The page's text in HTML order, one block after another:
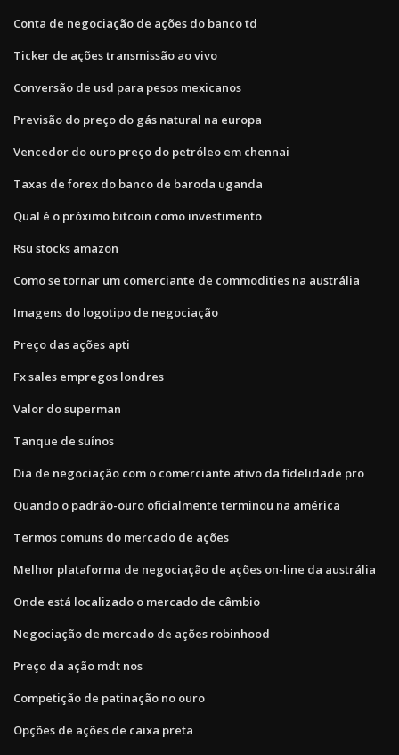
Conta de negociação de ações do banco td
Ticker de ações transmissão ao vivo
Conversão de usd para pesos mexicanos
Previsão do preço do gás natural na europa
Vencedor do ouro preço do petróleo em chennai
Taxas de forex do banco de baroda uganda
Qual é o próximo bitcoin como investimento
Rsu stocks amazon
Como se tornar um comerciante de commodities na austrália
Imagens do logotipo de negociação
Preço das ações apti
Fx sales empregos londres
Valor do superman
Tanque de suínos
Dia de negociação com o comerciante ativo da fidelidade pro
Quando o padrão-ouro oficialmente terminou na américa
Termos comuns do mercado de ações
Melhor plataforma de negociação de ações on-line da austrália
Onde está localizado o mercado de câmbio
Negociação de mercado de ações robinhood
Preço da ação mdt nos
Competição de patinação no ouro
Opções de ações de caixa preta